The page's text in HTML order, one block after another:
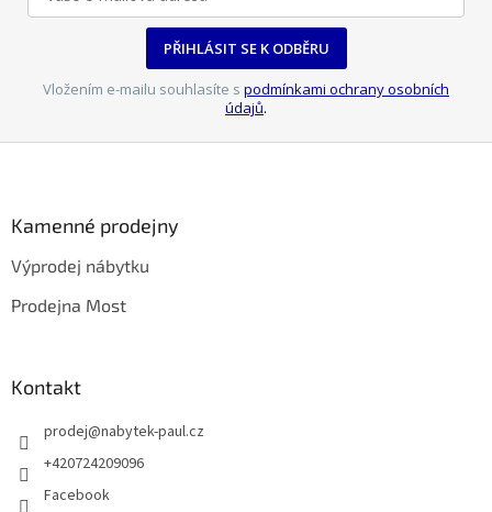
ý
p
i
s
u
PŘIHLÁSIT SE K ODBĚRU
Vložením e-mailu souhlasíte s podmínkami ochrany osobních
údajů.
Kamenné prodejny
Výprodej nábytku
Prodejna Most
Kontakt
prodej@nabytek-paul.cz
+420724209096
Facebook